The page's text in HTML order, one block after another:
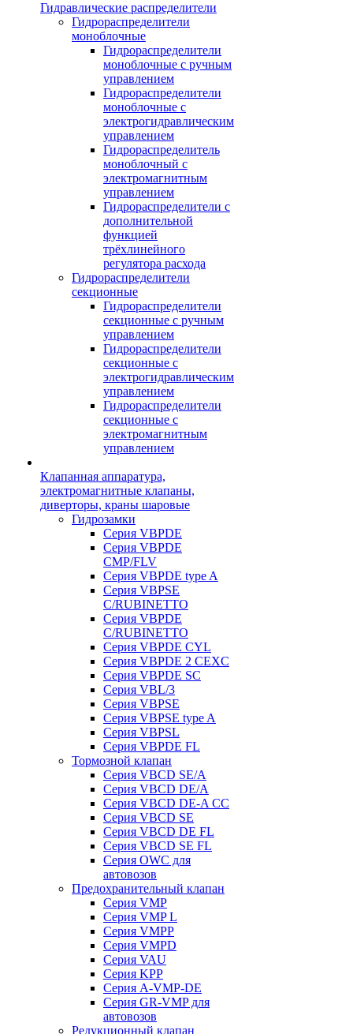
Гидравлические распределители
Гидрораспределители
моноблочные
Гидрораспределители
моноблочные с ручным
управлением
Гидрораспределители
моноблочные с
электрогидравлическим
управлением
Гидрораспределитель
моноблочный с
электромагнитным
управлением
Гидрораспределители с
дополнительной
функцией
трёхлинейного
регулятора расхода
Гидрораспределители
секционные
Гидрораспределители
секционные с ручным
управлением
Гидрораспределители
секционные с
электрогидравлическим
управлением
Гидрораспределители
секционные с
электромагнитным
управлением
Клапанная аппаратура,
электромагнитные клапаны,
диверторы, краны шаровые
Гидрозамки
Серия VBPDE
Серия VBPDE
CMP/FLV
Серия VBPDE type A
Серия VBPSE
C/RUBINETTO
Серия VBPDE
C/RUBINETTO
Серия VBPDE CYL
Серия VBPDE 2 CEXC
Серия VBPDE SC
Серия VBL/3
Серия VBPSE
Серия VBPSE type A
Серия VBPSL
Серия VBPDE FL
Тормозной клапан
Серия VBCD SE/A
Серия VBCD DE/A
Серия VBCD DE-A CC
Серия VBCD SE
Серия VBCD DE FL
Серия VBCD SE FL
Серия OWC для
автовозов
Предохранительный клапан
Серия VMP
Серия VMP L
Серия VMPP
Серия VMPD
Серия VAU
Серия KPP
Серия A-VMP-DE
Серия GR-VMP для
автовозов
Редукционный клапан